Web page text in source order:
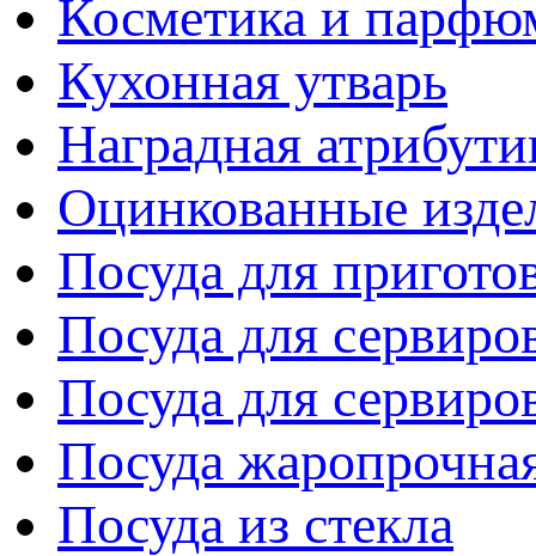
Косметика и
Кухонная утварь
Наградная
Оцинкованные
Посуда для
Посуда для
Посуда для
Посуда
Посуда из стекла